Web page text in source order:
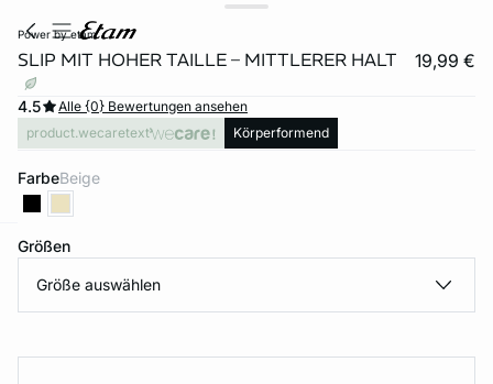
power by etam
SLIP MIT HOHER TAILLE – MITTLERER HALT 19,99 €
4.5
Alle {0} Bewertungen ansehen
product.wecaretext
Körperformend
Farbe beige
Größen
Größe auswählen